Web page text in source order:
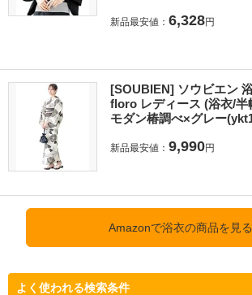
新品最安値： 6,328円
[SOUBIEN] ソウビエン
floro レディース (浴衣/半
モダン椿調べ×グレー
新品最安値： 9,990円
Amazonで浴衣の商品を見る
よく使われる検索条件